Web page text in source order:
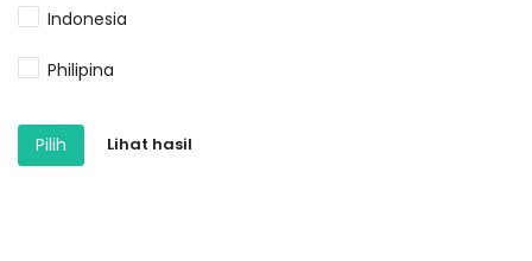
Indonesia
Philipina
Pilih Lihat hasil